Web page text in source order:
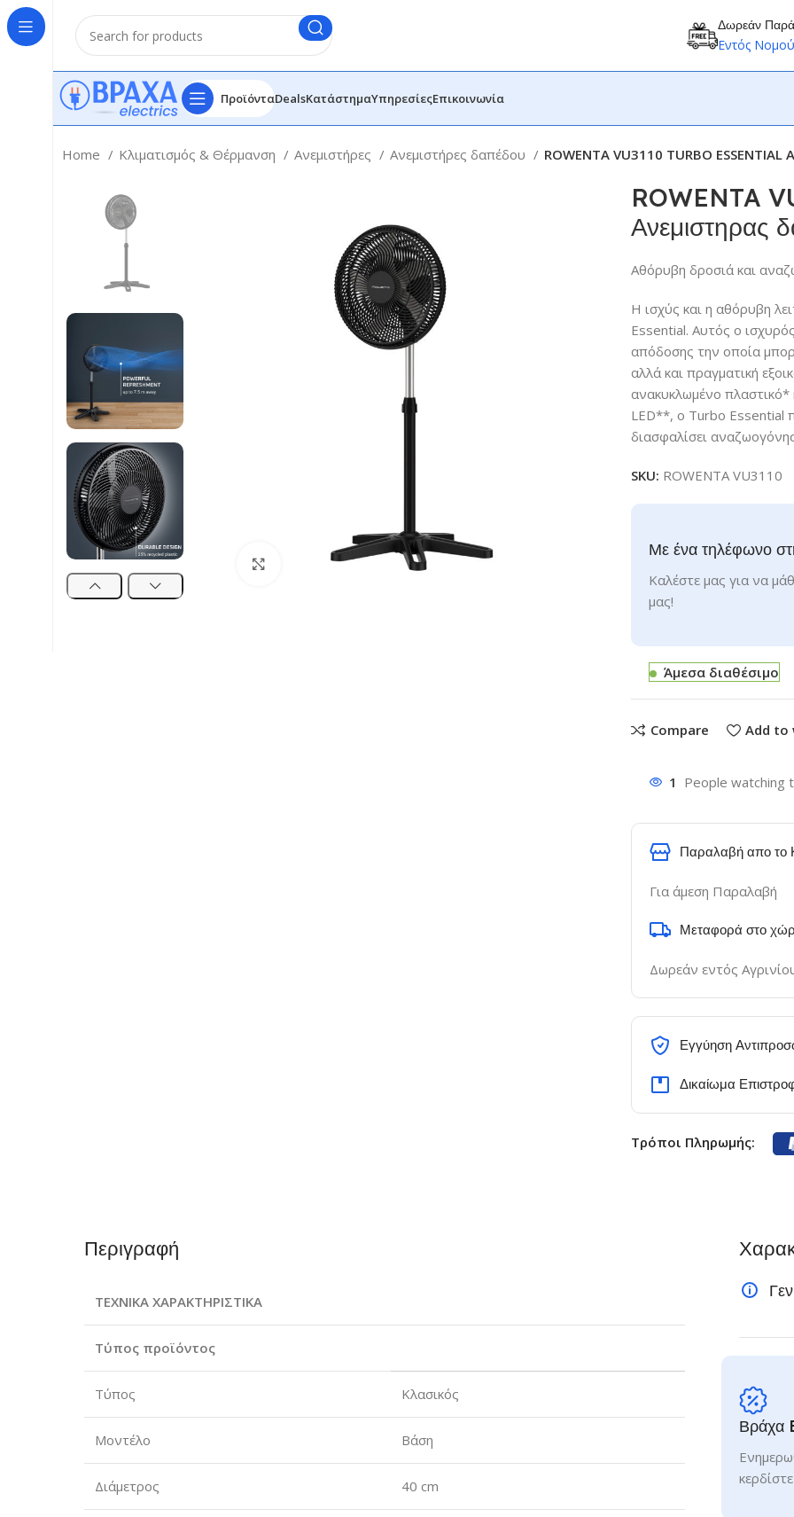
Δωρεάν
Εντός Νομού
ΠροϊόνταDealsΚατάστημαΥπηρεσίεςΕπικοινωνία
Home Κλιματισμός & Θέρμανση Ανεμιστήρες Ανεμιστήρες δαπέδου ROWENTA VU3110 TURBO
Click to enlarge
ROWENTA
Ανεμιστηρας
Αθόρυβη δροσιά και
Η ισχύς και η αθόρυβη
Essential. Αυτός ο
απόδοσης την οποία
αλλά και πραγματική
ανακυκλωμένο
LED**, ο Turbo Essential
διασφαλίσει
SKU: ROWENTA VU3110
Με ένα τηλέφωνο
Καλέστε μας για να
μας!
Άμεσα διαθέσιμο
Compare Add to
1 People watching
Παραλαβή απο το
Για άμεση Παραλαβή
Μεταφορά στο
Δωρεάν εντός
Εγγύηση
Δικαίωμα
Τρόποι Πληρωμής:
Περιγραφή
ΤΕΧΝΙΚΑ ΧΑΡΑΚΤΗΡΙΣΤΙΚΑ
Τύπος προϊόντος
Τύπος Κλασικός
Μοντέλο Βάση
Διάμετρος 40 cm
Βράχα
κερδίστε